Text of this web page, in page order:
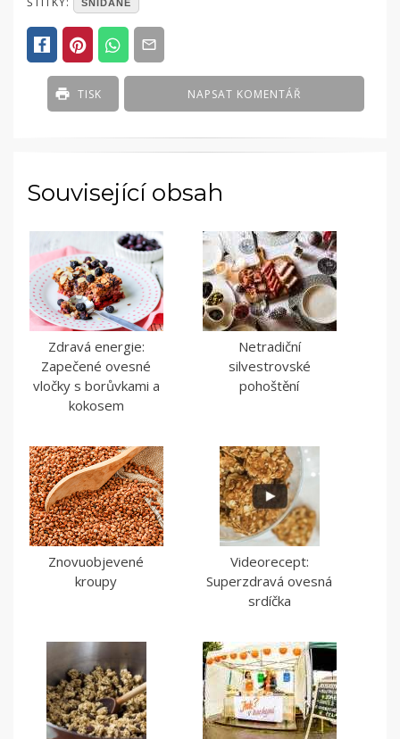
ČLÁNKY
SNÍDANĚ
NAPSAT KOMENTÁŘ
TISK
Související obsah
Zdravá energie:
Zapečené ovesné
vločky s borůvkami a
kokosem
Netradiční
silvestrovské
pohoštění
Znovuobjevené
kroupy
Videorecept:
Superzdravá ovesná
srdíčka